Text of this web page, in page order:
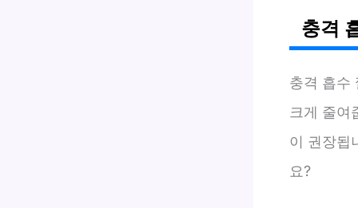
충격
충격 흡수
크게 줄여
이 권장됩
요?